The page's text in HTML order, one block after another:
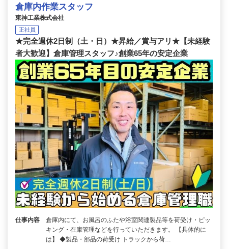
倉庫内作業スタッフ
東神工業株式会社
正社員
★完全週休2日制（土・日）★昇給／賞与アリ★【未経験
者大歓迎】倉庫管理スタッフ♪創業65年の安定企業
仕事内容
倉庫内にて、お風呂のふたや浴室関連製品等を荷受け・ピッ
キング・在庫管理などを行っていただきます。 【具体的に
は】 ◆製品・部品の荷受け トラックから荷…